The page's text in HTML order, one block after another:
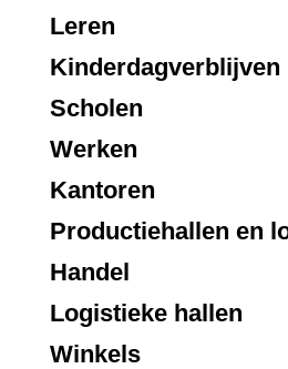
Leren
Kinderdagverblijven
Scholen
Werken
Kantoren
Productiehallen en
Handel
Logistieke hallen
Winkels